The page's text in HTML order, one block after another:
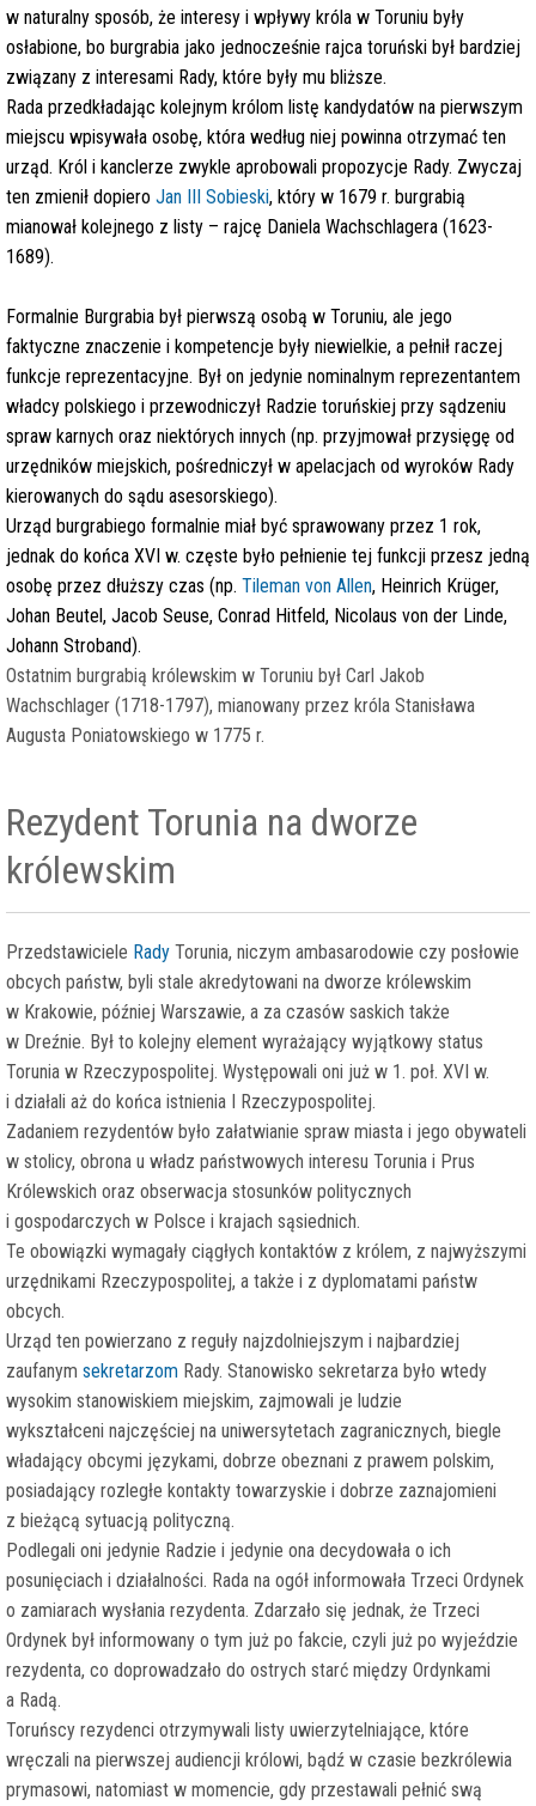
w naturalny sposób, że interesy i wpływy króla w Toruniu były
osłabione, bo burgrabia jako jednocześnie rajca toruński był bardziej
związany z interesami Rady, które były mu bliższe.
Rada przedkładając kolejnym królom listę kandydatów na pierwszym
miejscu wpisywała osobę, która według niej powinna otrzymać ten
urząd. Król i kanclerze zwykle aprobowali propozycje Rady. Zwyczaj
ten zmienił dopiero Jan III Sobieski, który w 1679 r. burgrabią
mianował kolejnego z listy – rajcę Daniela Wachschlagera (1623-
1689).
Formalnie Burgrabia był pierwszą osobą w Toruniu, ale jego
faktyczne znaczenie i kompetencje były niewielkie, a pełnił raczej
funkcje reprezentacyjne. Był on jedynie nominalnym reprezentantem
władcy polskiego i przewodniczył Radzie toruńskiej przy sądzeniu
spraw karnych oraz niektórych innych (np. przyjmował przysięgę od
urzędników miejskich, pośredniczył w apelacjach od wyroków Rady
kierowanych do sądu asesorskiego).
Urząd burgrabiego formalnie miał być sprawowany przez 1 rok,
jednak do końca XVI w. częste było pełnienie tej funkcji przesz jedną
osobę przez dłuższy czas (np. Tileman von Allen, Heinrich Krüger,
Johan Beutel, Jacob Seuse, Conrad Hitfeld, Nicolaus von der Linde,
Johann Stroband).
Ostatnim burgrabią królewskim w Toruniu był Carl Jakob
Wachschlager (1718-1797), mianowany przez króla Stanisława
Augusta Poniatowskiego w 1775 r.
Rezydent Torunia na dworze
królewskim
Przedstawiciele Rady Torunia, niczym ambasarodowie czy posłowie
obcych państw, byli stale akredytowani na dworze królewskim
w Krakowie, później Warszawie, a za czasów saskich także
w Dreźnie. Był to kolejny element wyrażający wyjątkowy status
Torunia w Rzeczypospolitej. Występowali oni już w 1. poł. XVI w.
i działali aż do końca istnienia I Rzeczypospolitej.
Zadaniem rezydentów było załatwianie spraw miasta i jego obywateli
w stolicy, obrona u władz państwowych interesu Torunia i Prus
Królewskich oraz obserwacja stosunków politycznych
i gospodarczych w Polsce i krajach sąsiednich.
Te obowiązki wymagały ciągłych kontaktów z królem, z najwyższymi
urzędnikami Rzeczypospolitej, a także i z dyplomatami państw
obcych.
Urząd ten powierzano z reguły najzdolniejszym i najbardziej
zaufanym sekretarzom Rady. Stanowisko sekretarza było wtedy
wysokim stanowiskiem miejskim, zajmowali je ludzie
wykształceni najczęściej na uniwersytetach zagranicznych, biegle
władający obcymi językami, dobrze obeznani z prawem polskim,
posiadający rozległe kontakty towarzyskie i dobrze zaznajomieni
z bieżącą sytuacją polityczną.
Podlegali oni jedynie Radzie i jedynie ona decydowała o ich
posunięciach i działalności. Rada na ogół informowała Trzeci Ordynek
o zamiarach wysłania rezydenta. Zdarzało się jednak, że Trzeci
Ordynek był informowany o tym już po fakcie, czyli już po wyjeździe
rezydenta, co doprowadzało do ostrych starć między Ordynkami
a Radą.
Toruńscy rezydenci otrzymywali listy uwierzytelniające, które
wręczali na pierwszej audiencji królowi, bądź w czasie bezkrólewia
prymasowi, natomiast w momencie, gdy przestawali pełnić swą